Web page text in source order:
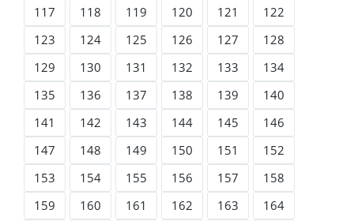
117
118 119 120 121
122
123
124 125 126 127
128
129
130 131 132 133
134
135
136 137 138 139
140
141
142 143 144 145
146
147
148 149 150 151
152
153
154 155 156 157
158
159
160 161 162 163
164